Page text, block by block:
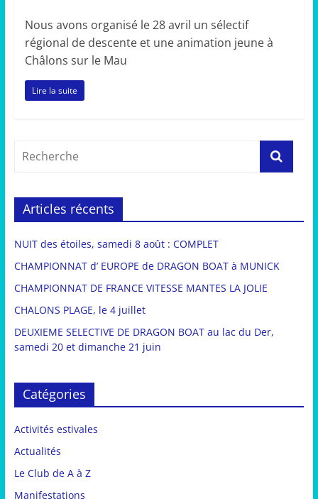
Nous avons organisé le 28 avril un sélectif
régional de descente et une animation jeune à
Châlons sur le Mau
Lire la suite
Articles récents
NUIT des étoiles, samedi 8 août : COMPLET
CHAMPIONNAT d’ EUROPE de DRAGON BOAT à MUNICK
CHAMPIONNAT DE FRANCE VITESSE MANTES LA JOLIE
CHALONS PLAGE, le 4 juillet
DEUXIEME SELECTIVE DE DRAGON BOAT au lac du Der,
samedi 20 et dimanche 21 juin
Catégories
Activités estivales
Actualités
Le Club de A à Z
Manifestations